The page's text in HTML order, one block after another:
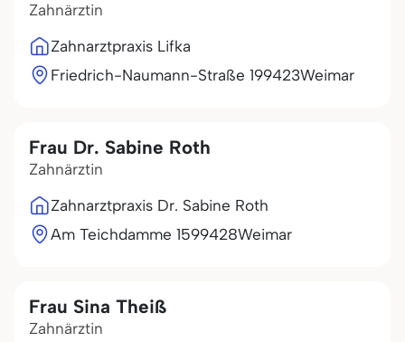
Zahnärztin
Zahnarztpraxis Lifka
Friedrich-Naumann-Straße 199423Weimar
Frau Dr. Sabine Roth
Zahnärztin
Zahnarztpraxis Dr. Sabine Roth
Am Teichdamme 1599428Weimar
Frau Sina Theiß
Zahnärztin